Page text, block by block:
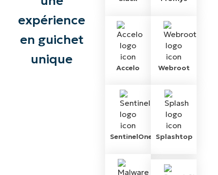
expérience
en guichet
unique
Accelo Webroot
SentinelOne Splashtop